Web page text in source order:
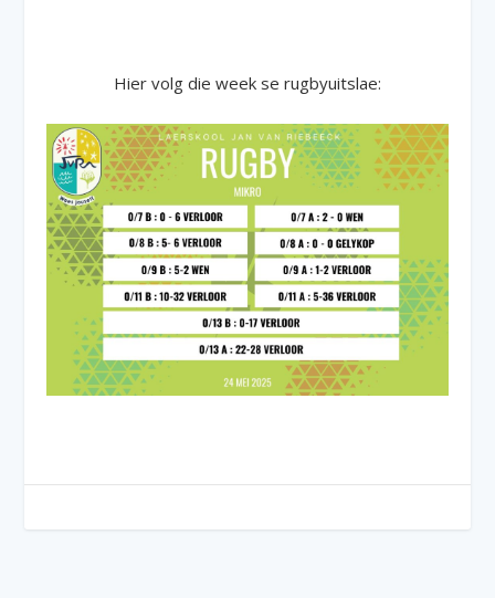
Hier volg die week se rugbyuitslae: